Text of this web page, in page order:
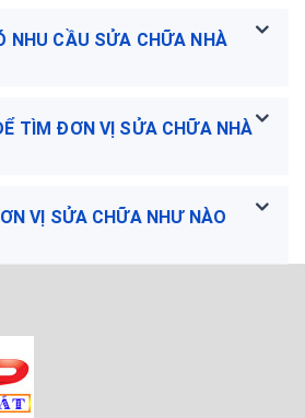
NHU CẦU SỬA CHỮA NHÀ
TÌM ĐƠN VỊ SỬA CHỮA NHÀ
VỊ SỬA CHỮA NHƯ NÀO